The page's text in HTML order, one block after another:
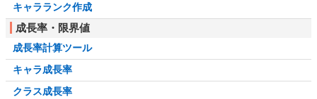
キャラランク作成
成長率・限界値
成長率計算ツール
キャラ成長率
クラス成長率